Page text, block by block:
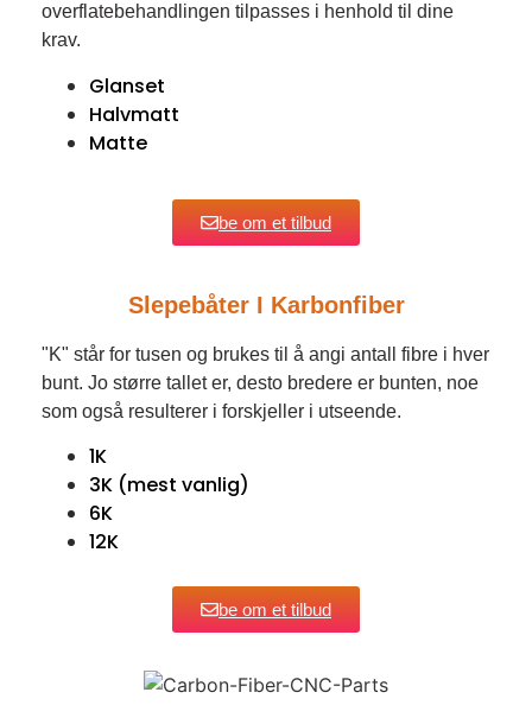
overflatebehandlingen tilpasses i henhold til dine
krav.
Glanset
Halvmatt
Matte
be om et tilbud
Slepebåter I Karbonfiber
"K" står for tusen og brukes til å angi antall fibre i hver
bunt. Jo større tallet er, desto bredere er bunten, noe
som også resulterer i forskjeller i utseende.
1K
3K (mest vanlig)
6K
12K
be om et tilbud